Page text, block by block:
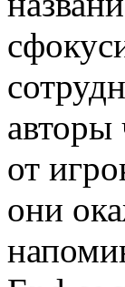
авторы
от
они